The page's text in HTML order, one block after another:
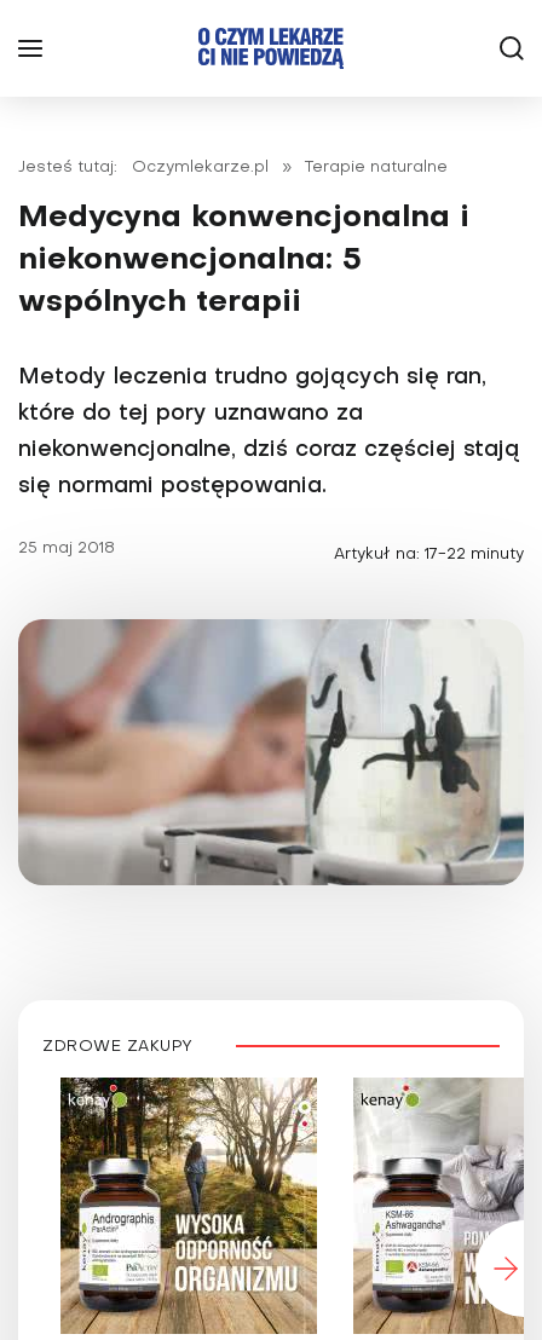
Jesteś tutaj: Oczymlekarze.pl » Terapie naturalne
Medycyna konwencjonalna i
niekonwencjonalna: 5
wspólnych terapii
Metody leczenia trudno gojących się ran,
które do tej pory uznawano za
niekonwencjonalne, dziś coraz częściej stają
się normami postępowania.
25 maj 2018 Artykuł na: 17-22 minuty
ZDROWE ZAKUPY